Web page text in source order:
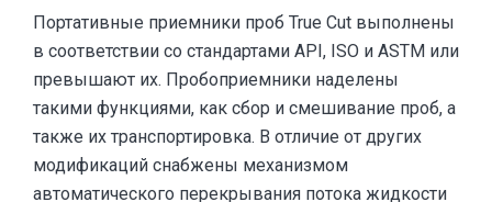
Портативные приемники проб True Cut выполнены
в соответствии со стандартами API, ISO и ASTM или
превышают их. Пробоприемники наделены
такими функциями, как сбор и смешивание проб, а
также их транспортировка. В отличие от других
модификаций снабжены механизмом
автоматического перекрывания потока жидкости